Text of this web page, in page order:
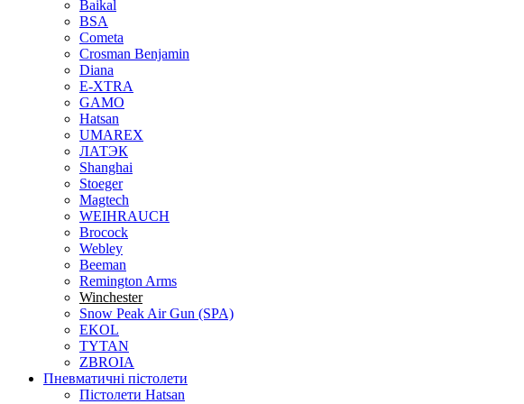
Baikal
BSA
Cometa
Crosman Benjamin
Diana
E-XTRA
GAMO
Hatsan
UMAREX
ЛАТЭК
Shanghai
Stoeger
Magtech
WEIHRAUCH
Brocock
Webley
Beeman
Remington Arms
Winchester
Snow Peak Air Gun (SPA)
EKOL
TYTAN
ZBROIA
Пневматичні пістолети
Пістолети Hatsan